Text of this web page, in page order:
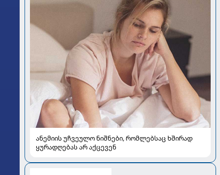
ანემიის უჩვეულო ნიშნები, რომლებსაც ხშირად
ყურადღებას არ აქცევენ